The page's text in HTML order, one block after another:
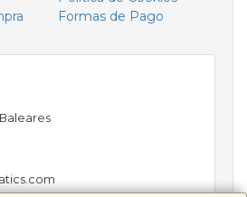
Formas de Pago
Baleares